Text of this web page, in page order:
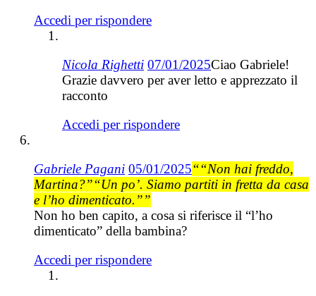
Accedi per rispondere
Nicola Righetti 07/01/2025Ciao Gabriele!
Grazie davvero per aver letto e apprezzato il
racconto
Accedi per rispondere
Gabriele Pagani 05/01/2025““Non hai freddo,
Martina?”“Un po’. Siamo partiti in fretta da casa
e l’ho dimenticato.””
Non ho ben capito, a cosa si riferisce il “l’ho
dimenticato” della bambina?
Accedi per rispondere